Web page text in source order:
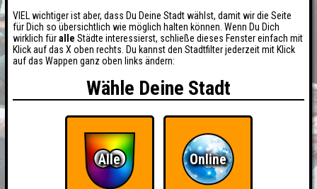
VIEL wichtiger ist aber, dass Du Deine Stadt wählst, damit wir die Seite
für Dich so übersichtlich wie möglich halten können. Wenn Du Dich
wirklich füralle Städte interessierst, schließe dieses Fenster einfach mit
Klick auf das X oben rechts. Du kannst den Stadtfilter jederzeit mit Klick
auf das Wappen ganz oben links ändern:
Wähle Deine Stadt
Alle Online